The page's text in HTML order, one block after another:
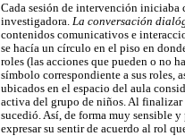
Cada sesión de intervención iniciaba
investigadora. La conversación
contenidos comunicativos e
se hacía un círculo en el piso en
roles (las acciones que pueden o no
símbolo correspondiente a sus roles,
ubicados en el espacio del aula
activa del grupo de niños. Al finalizar
sucedió. Así, de forma muy sensible
expresar su sentir de acuerdo al rol